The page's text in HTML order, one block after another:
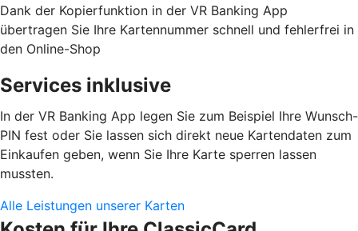
Dank der Kopierfunktion in der VR Banking App
übertragen Sie Ihre Kartennummer schnell und fehlerfrei in
den Online-Shop
Services inklusive
In der VR Banking App legen Sie zum Beispiel Ihre Wunsch-
PIN fest oder Sie lassen sich direkt neue Kartendaten zum
Einkaufen geben, wenn Sie Ihre Karte sperren lassen
mussten.
Alle Leistungen unserer Karten